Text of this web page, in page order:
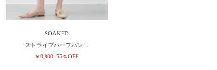
SOAKED
ストライプハーフパン…
￥9,900 55％OFF